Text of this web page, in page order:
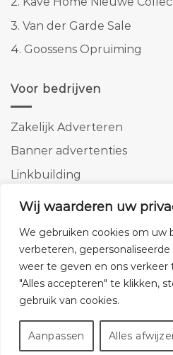
Wij waarderen uw
We gebruiken cookies om uw
verbeteren,
weer te geven en ons verkeer
"Alles accepteren" te klikken,
gebruik van cookies.
Aanpassen Alles
3. Van der Garde Sale
4. Goossens Opruiming
Voor bedrijven
Zakelijk Adverteren
Banner advertenties
Linkbuilding
SEO copywriting
Klantenservice